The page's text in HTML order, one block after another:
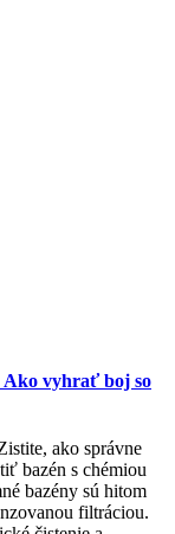
Ako vyhrať boj so
ako správne
bazén s chémiou
bazény sú hitom
filtráciou.